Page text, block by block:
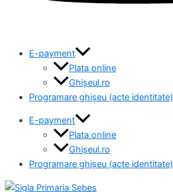
E-payment
Plata online
Ghișeul.ro
Programare ghișeu (acte identitate)
E-payment
Plata online
Ghișeul.ro
Programare ghișeu (acte identitate)